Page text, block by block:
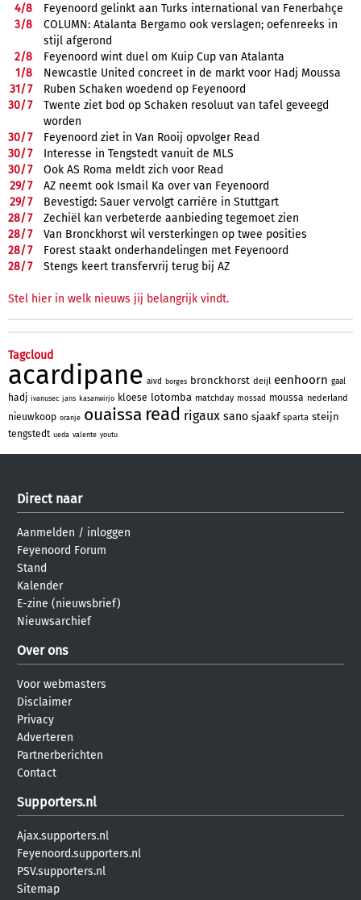
4/8
Feyenoord gelinkt aan Turks international van Fenerbahçe
3/8
COLUMN: Atalanta Bergamo ook verslagen; oefenreeks in
stijl afgerond
2/8
Feyenoord wint duel om Kuip Cup van Atalanta
1/8
Newcastle United concreet in de markt voor Hadj Moussa
31/7
Ruben Schaken woedend op Feyenoord
30/7
Twente ziet bod op Schaken resoluut van tafel geveegd
worden
30/7
Feyenoord ziet in Van Rooij opvolger Read
30/7
Interesse in Tengstedt vanuit de MLS
30/7
Ook AS Roma meldt zich voor Read
29/7
AZ neemt ook Ismail Ka over van Feyenoord
29/7
Bevestigd: Sauer vervolgt carrière in Stuttgart
28/7
Zechiël kan verbeterde aanbieding tegemoet zien
28/7
Van Bronckhorst wil versterkingen op twee posities
28/7
Forest staakt onderhandelingen met Feyenoord
28/7 Stengs keert transfervrij terug bij AZ
Stel hier in welk nieuws jij belangrijk vindt.
Tagcloud
acardipane aivd borges bronckhorst deijl eenhoorn gaal
hadj ivanusec jans kasanwirjo kloese lotomba matchday mossad moussa nederland
nieuwkoop oranje ouaissa read rigaux sano sjaakf sparta steijn
tengstedt ueda valente youtu
Direct naar
Aanmelden / inloggen
Feyenoord Forum
Stand
Kalender
E-zine (nieuwsbrief)
Nieuwsarchief
Over ons
Voor webmasters
Disclaimer
Privacy
Adverteren
Partnerberichten
Contact
Supporters.nl
Ajax.supporters.nl
Feyenoord.supporters.nl
PSV.supporters.nl
Sitemap